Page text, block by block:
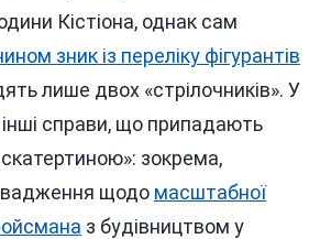
Кістіона, однак сам
зник із переліку фігурантів
лише двох «стрілочників». У
справи, що припадають
зокрема,
щодо масштабної
з будівництвом у